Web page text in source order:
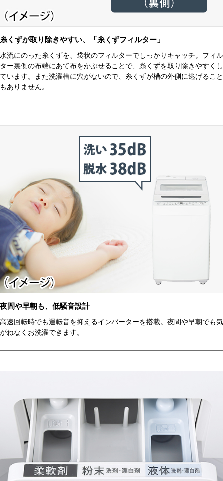
糸くずが取り除きやすい、「糸くずフィルター」
水流にのった糸くずを、袋状のフィルターでしっかりキャッチ。フィル
ター裏側の布端にあて布をかぶせることで、糸くずを取り除きやすくし
ています。また洗濯槽に穴がないので、糸くずが槽の外側に逃げること
もありません。
夜間や早朝も、低騒音設計
高速回転時でも運転音を抑えるインバーターを搭載。夜間や早朝でも気
がねなくお洗濯できます。